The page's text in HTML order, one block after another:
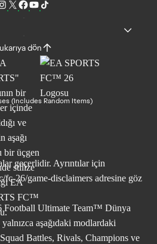
dön
(Includes Random Items)
geçerlidir. Ayrıntılar için
fc-26/game-disclaimers adresine göz
Ultimate Team™ Dünya
aşağıdaki modlardaki
Battles, Rivals, Champions ve